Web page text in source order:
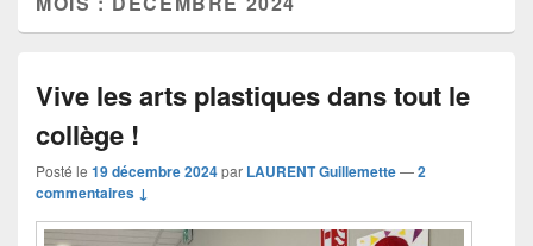
Vive les arts plastiques dans tout le
collège !
Posté le 19 décembre 2024par LAURENT Guillemette—2
commentaires ↓